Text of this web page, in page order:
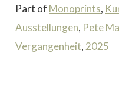
Part of Monoprints,
Ausstellungen, Pete
Vergangenheit, 2025